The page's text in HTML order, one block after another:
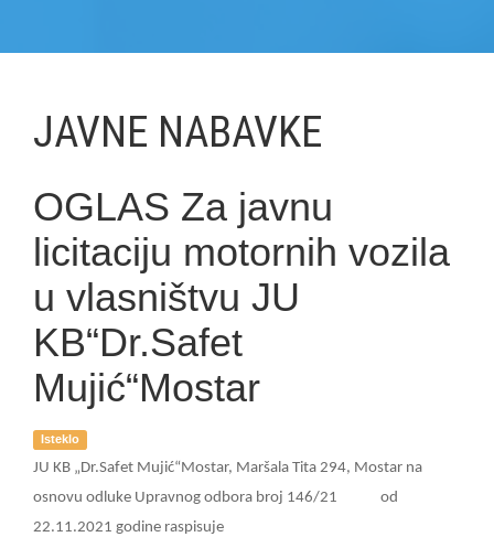
JAVNE NABAVKE
OGLAS Za javnu
licitaciju motornih vozila
u vlasništvu JU
KB“Dr.Safet
Mujić“Mostar
Isteklo
JU KB „Dr.Safet Mujić“Mostar, Maršala Tita 294, Mostar na
osnovu odluke Upravnog odbora broj 146/21
od
22.11.2021 godine raspisuje